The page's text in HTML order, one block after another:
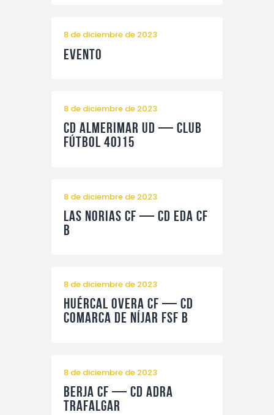
8 de diciembre de 2023
Evento
8 de diciembre de 2023
CD Almerimar UD — Club
Fútbol 40)15
8 de diciembre de 2023
Las Norias CF — CD EDA CF
B
8 de diciembre de 2023
Huércal Overa CF — CD
Comarca de Níjar FSF B
8 de diciembre de 2023
Berja CF — CD Adra
Trafalgar